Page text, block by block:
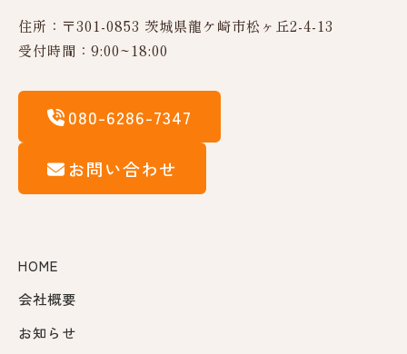
シ
ョ
ン
住所：〒301-0853 茨城県龍ケ崎市松ヶ丘2-4-13
受付時間：9:00~18:00
080-6286-7347
お問い合わせ
HOME
会社概要
お知らせ